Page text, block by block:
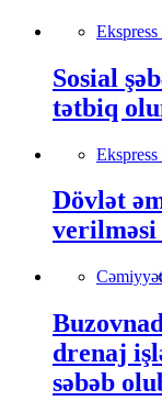
Sosial
tətbiq
Dövlət
verilməsi
drenaj
səbəb